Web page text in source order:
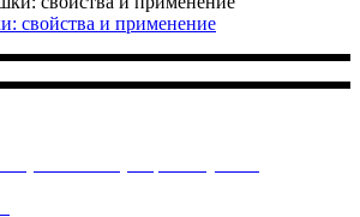
свойства и применение